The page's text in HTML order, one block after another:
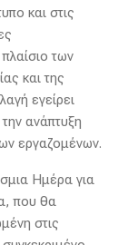
και στις
των
και της
εγείρει
ανάπτυξη
εργαζομένων.
Ημέρα για
που θα
στις